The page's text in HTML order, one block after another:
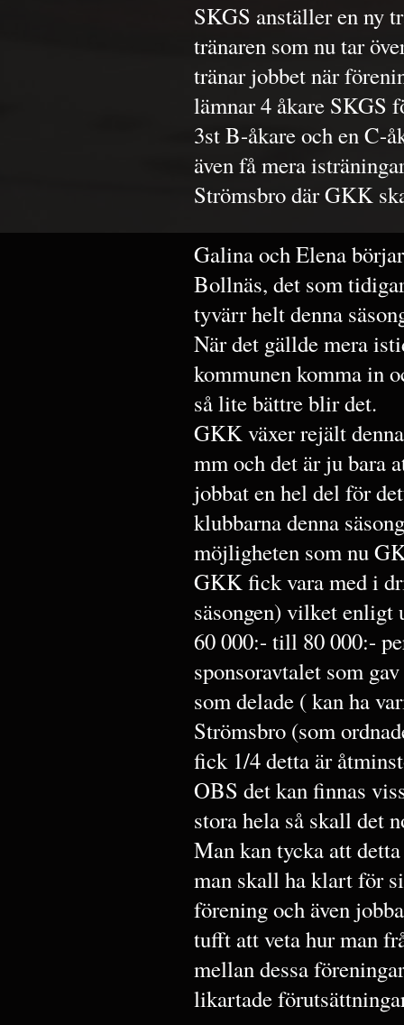
SKGS anställer en ny
tränaren som nu tar
tränar jobbet när
lämnar 4 åkare SKGS
3st B-åkare och en C-
även få mera
Strömsbro där GKK
Galina och Elena
Bollnäs, det som
tyvärr helt denna
När det gällde mera
kommunen komma in
så lite bättre blir det.
GKK växer rejält
mm och det är ju bara
jobbat en hel del för
klubbarna denna
möjligheten som nu
GKK fick vara med i
säsongen) vilket
60 000:- till 80 000:-
sponsoravtalet som
som delade ( kan ha
Strömsbro (som
fick 1/4 detta är
OBS det kan finnas
stora hela så skall det
Man kan tycka att
man skall ha klart för
förening och även
tufft att veta hur man
mellan dessa
likartade